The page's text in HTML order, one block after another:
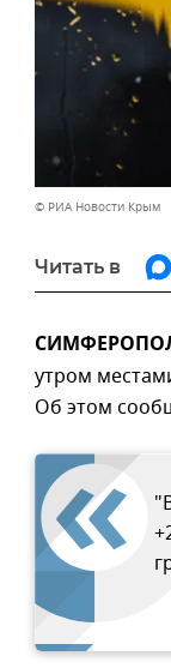
© РИА Новости Крым
Читать в
утром
Об этом